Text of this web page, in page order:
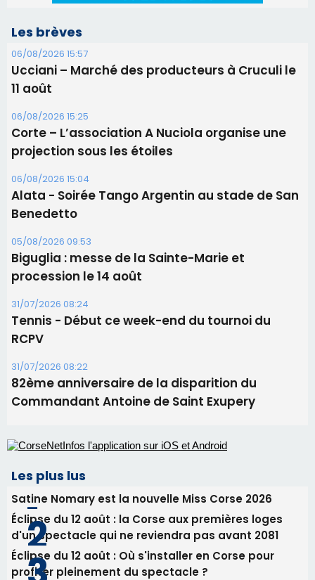
Alata - Soirée Tango Argentin au stade de San
Benedetto
05/08/2026 09:53
Biguglia : messe de la Sainte-Marie et
procession le 14 août
31/07/2026 08:24
Tennis - Début ce week-end du tournoi du
RCPV
31/07/2026 08:22
82ème anniversaire de la disparition du
Commandant Antoine de Saint Exupery
Les plus lus
Satine Nomary est la nouvelle Miss Corse 2026
d'un spectacle qui ne reviendra pas avant 2081
Éclipse du 12 août : Où s'installer en Corse pour
profiter pleinement du spectacle ?
consommation en recul dans les restaurants
face à une nouvelle escroquerie au faux vendeur de
vin
Newsletter